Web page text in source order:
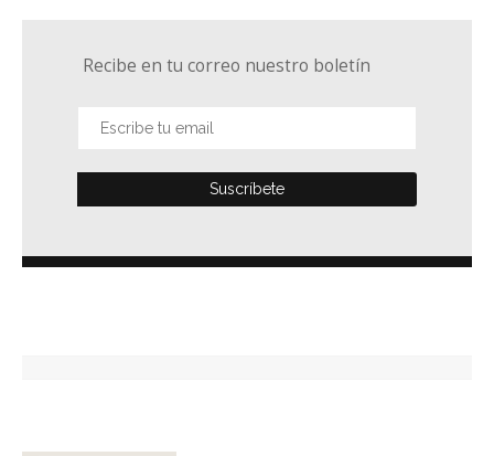
Recibe en tu correo nuestro boletín